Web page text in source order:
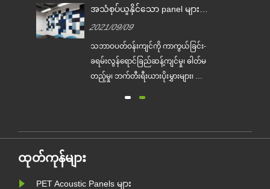
က်
အသံစုပ်ယူနိုင်သော panel များ၏
2021/09/09
သဘာဝပတ်ဝန်းကျင်ကို ကာကွယ်ခြင်း-
ခရမ်းလွန်ရောင်ခြည်ဆန့်ကျင်မှု၊ ဓါတ်မ
တည့်မှု၊ ဘက်တီးရီးယားပိုးမွှားများ၊ ဖော်
ထုတ်ကုန်များ
PET Acoustic Panels များ